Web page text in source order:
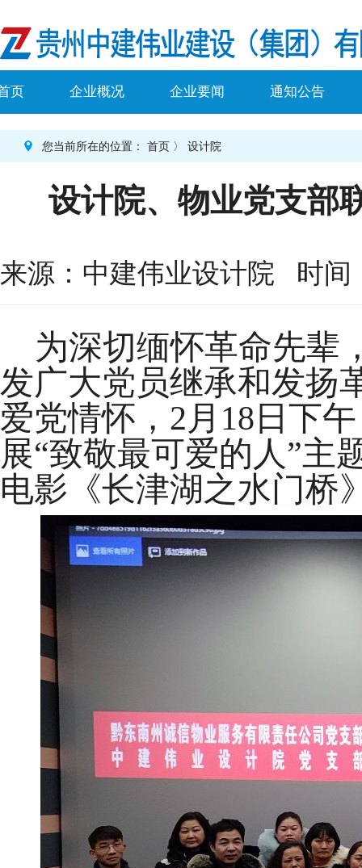
页 企业概况 企业要闻 通知公告
您当前所在的位置： 首页 〉 设计院
设计院、物业党支部
来源：中建伟业设计院 时
为深切缅怀革命先辈
发广大党员继承和发扬
爱党情怀， 2月 18 日下
展“致敬最可爱的人”主
电影《长津湖之水门桥